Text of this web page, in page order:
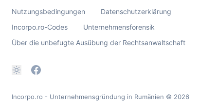
Nutzungsbedingungen
Datenschutzerklärung
Incorpo.ro-Codes
Unternehmensforensik
Über die unbefugte Ausübung der Rechtsanwaltschaft
Incorpo.ro - Unternehmensgründung in Rumänien © 2026